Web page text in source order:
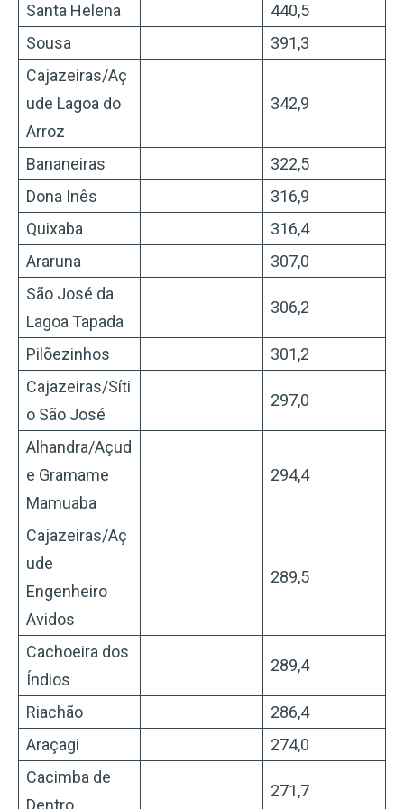
Santa Helena
440,5
Sousa
391,3
Cajazeiras/Aç
ude Lagoa do
Arroz
342,9
Bananeiras
322,5
Dona Inês
316,9
Quixaba
316,4
Araruna
307,0
São José da
Lagoa Tapada
306,2
Pilõezinhos
301,2
Cajazeiras/Síti
o São José
297,0
Alhandra/Açud
e Gramame
Mamuaba
294,4
Cajazeiras/Aç
ude
Engenheiro
Avidos
289,5
Cachoeira dos
Índios
289,4
Riachão
286,4
Araçagi
274,0
Cacimba de
Dentro
271,7